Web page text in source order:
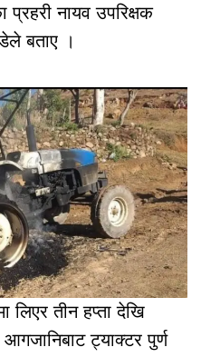
प्रहरी नायव उपरिक्षक
बताए ।
लिएर तीन हप्ता देखि
आगजानिबाट ट्याक्टर पुर्ण